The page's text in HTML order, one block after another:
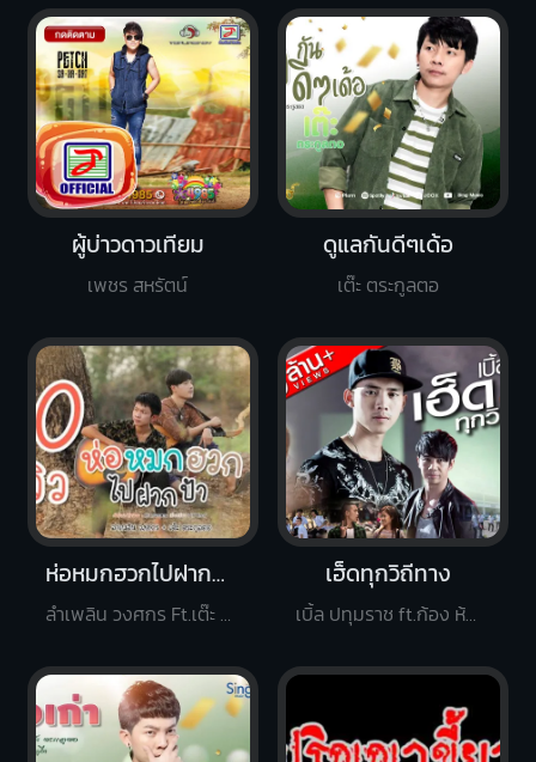
ผู้บ่าวดาวเทียม
เพชร สหรัตน์
ดูแลกันดีๆเด้อ
เต๊ะ ตระกูลตอ
ห่อหมกฮวกไปฝากป้า
ลำเพลิน วงศกร Ft.เต๊ะ ตระกูลตอ
เฮ็ดทุกวิถีทาง
เบิ้ล ปทุมราช ft.ก้อง ห้วยไร่